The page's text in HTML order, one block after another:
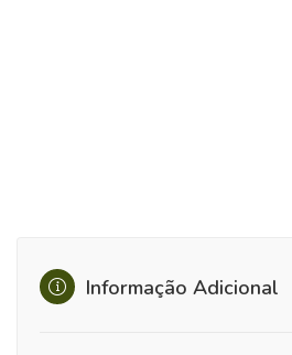
Informação Adicional